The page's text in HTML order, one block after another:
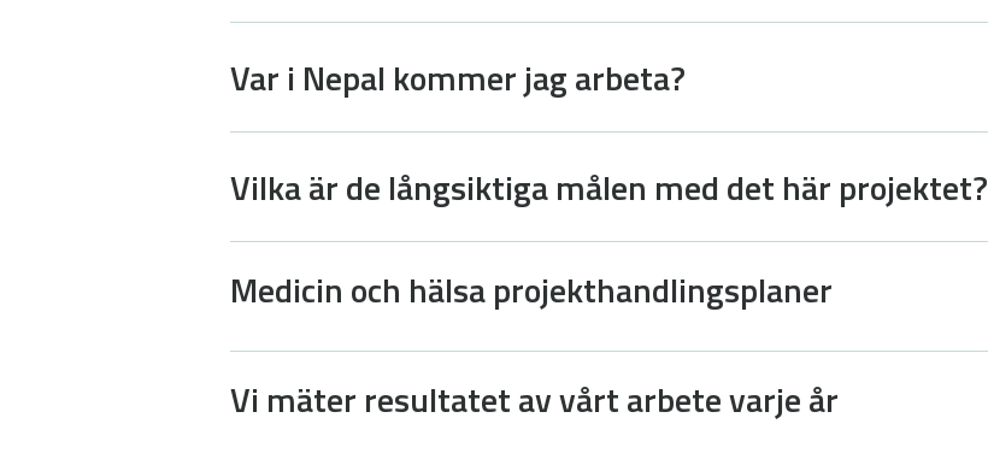
Var i Nepal kommer jag arbeta?
Vilka är de långsiktiga målen med det här projektet?
Medicin och hälsa projekthandlingsplaner
Vi mäter resultatet av vårt arbete varje år